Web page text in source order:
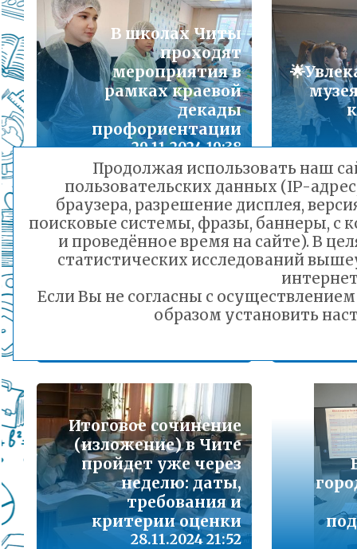
«Горячая линия» для сообщения
находящихся в социально опасной
Подробнее...
Телефон горячей линии по вопросам
проведения государственной итоговой
образовательным программам основного
образования и среднего общего
Подробнее...
Порядок предоставления льготного
малоимущих семей
Подробнее...
Горячая линия по вопросам школьного
дошкольного образования и тел 32-41-13
Подробнее...
В школах Читы
проходят
мероприятия в
рамках краевой
декады
профориентации
29.11.2024 19:38
💎 Сказочные
персонажи изо льда
появятся в Чите в
конце декабря
Итоговое сочинение
(изложение) в Чите
пройдет уже через
неделю: даты,
требования и
критерии оценки
28.11.2024 21:52
Продолжая использовать наш
пользовательских данных (IP-
браузера, разрешение дисплея,
поисковые системы, фразы, баннеры, с
и проведённое время на сайте). В
статистических исследований
Если Вы не согласны с
образом установить